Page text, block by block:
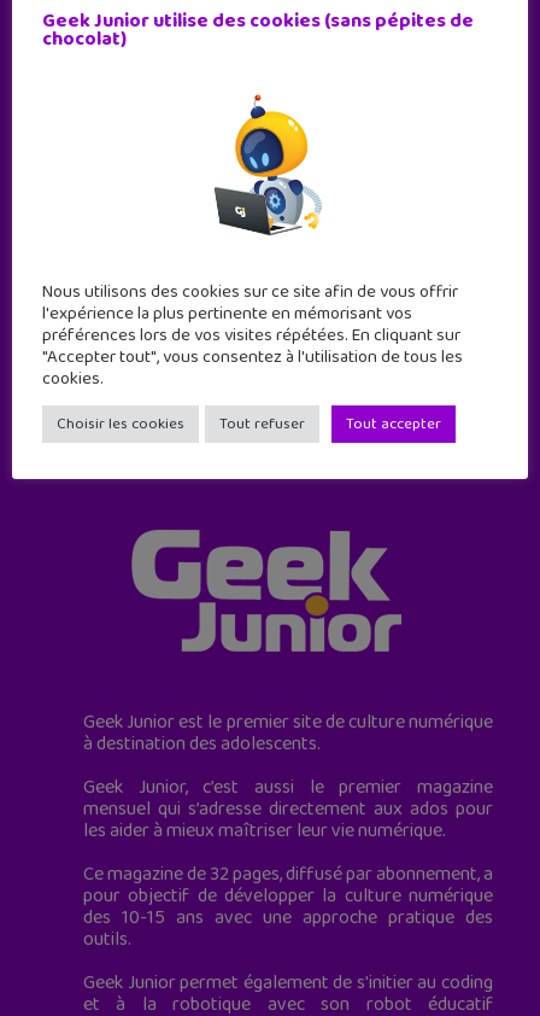
Abonne-toi !
11 numéros par an
Geek Junior est le premier site de culture numérique
à destination des adolescents.
Geek Junior, c’est aussi le premier magazine
mensuel qui s’adresse directement aux ados pour
les aider à mieux maîtriser leur vie numérique.
Ce magazine de 32 pages, diffusé par abonnement, a
pour objectif de développer la culture numérique
des 10-15 ans avec une approche pratique des
outils.
Geek Junior permet également de s'initier au coding
et à la robotique avec son robot éducatif
Geek Junior utilise des cookies (sans pépites de
chocolat)
Nous utilisons des cookies sur ce site afin de vous offrir
l'expérience la plus pertinente en mémorisant vos
préférences lors de vos visites répétées. En cliquant sur
"Accepter tout", vous consentez à l'utilisation de tous les
cookies.
Choisir les cookies Tout refuser Tout accepter